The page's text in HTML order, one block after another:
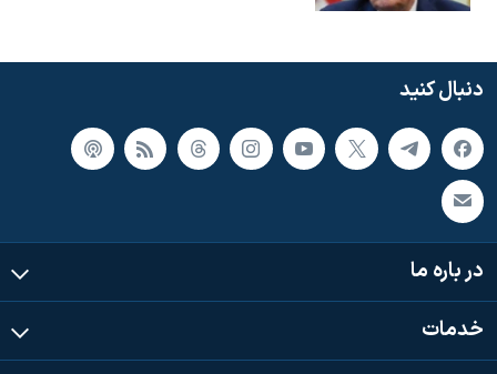
دنبال کنید
در باره ما
خدمات